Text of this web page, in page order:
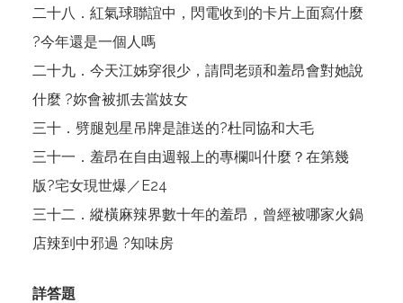
二十八．紅氣球聯誼中，閃電收到的卡片上面寫什麼
?今年還是一個人嗎
二十九．今天江姊穿很少，請問老頭和羞昂會對她說
什麼 ?妳會被抓去當妓女
三十．劈腿剋星吊牌是誰送的?杜同協和大毛
三十一．羞昂在自由週報上的專欄叫什麼？在第幾
版?宅女現世爆／E24
三十二．縱橫麻辣界數十年的羞昂，曾經被哪家火鍋
店辣到中邪過 ?知味房
詳答題